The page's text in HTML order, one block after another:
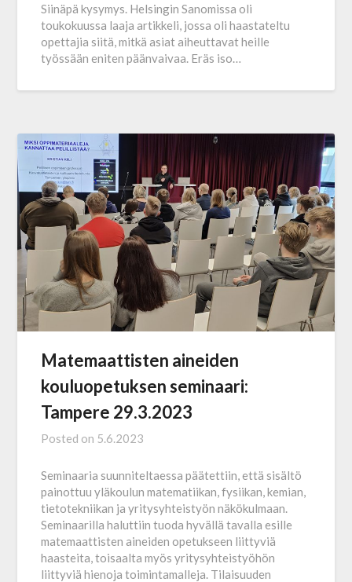
Siinäpä kysymys. Helsingin Sanomissa oli
toukokuussa laaja artikkeli, jossa oli haastateltu
opettajia siitä, mitkä asiat aiheuttavat heille
työssään eniten päänvaivaa. Eräs iso…
Matemaattisten aineiden
kouluopetuksen seminaari:
Tampere 29.3.2023
Posted on 5.6.2023
Seminaaria suunniteltaessa päätettiin, että sisältö
painottuu yläkoulun matematiikan, fysiikan, kemian,
tietotekniikan ja yritysyhteistyön näkökulmaan.
Seminaarilla haluttiin tuoda hyvällä tavalla esille
matemaattisten aineiden opetukseen liittyviä
haasteita, toisaalta myös yritysyhteistyöhön
liittyviä hienoja toimintamalleja. Tilaisuuden